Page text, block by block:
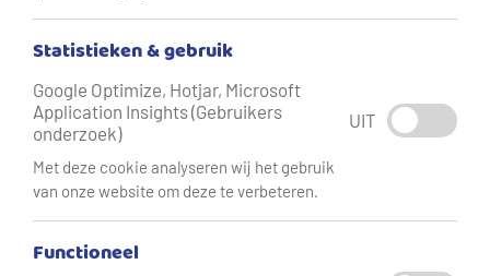
Adres aanmelden
Statistieken & gebruik
Google Optimize, Hotjar, Microsoft
Application Insights (Gebruikers
onderzoek)
Met deze cookie analyseren wij het gebruik
van onze website om deze te verbeteren.
UIT
Functioneel